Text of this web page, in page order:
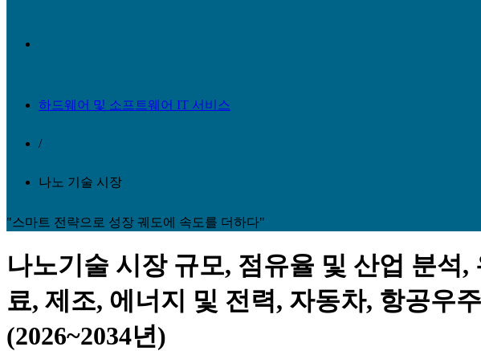
하드웨어 및 소프트웨어 IT 서비스
/
나노 기술 시장
"스마트 전략으로 성장 궤도에 속도를 더하다"
나노기술 시장 규모, 점유율 및 산업 분석
료, 제조, 에너지 및 전력, 자동차, 항공우
(2026~2034년)